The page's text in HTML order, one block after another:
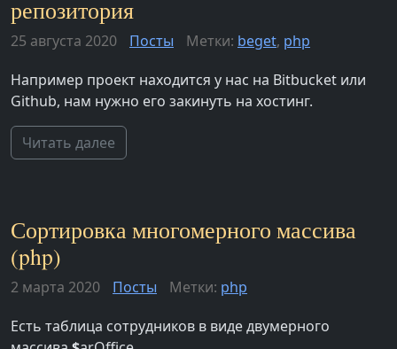
репозитория
25 августа 2020 Посты Метки: beget, php
Например проект находится у нас на Bitbucket или
Github, нам нужно его закинуть на хостинг.
Читать далее
Сортировка многомерного массива
(php)
2 марта 2020 Посты Метки: php
Есть таблица сотрудников в виде двумерного